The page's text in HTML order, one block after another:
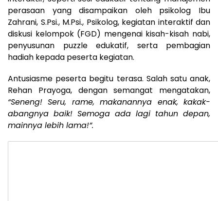
perasaan yang disampaikan oleh psikolog Ibu
Zahrani, S.Psi., M.Psi., Psikolog, kegiatan interaktif dan
diskusi kelompok (FGD) mengenai kisah-kisah nabi,
penyusunan puzzle edukatif, serta pembagian
hadiah kepada peserta kegiatan.
Antusiasme peserta begitu terasa. Salah satu anak,
Rehan Prayoga, dengan semangat mengatakan,
“Seneng! Seru, rame, makanannya enak, kakak-
abangnya baik! Semoga ada lagi tahun depan,
mainnya lebih lama!”.